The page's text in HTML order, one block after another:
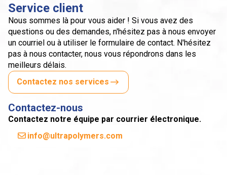
Service client
Nous sommes là pour vous aider ! Si vous avez des
questions ou des demandes, n'hésitez pas à nous envoyer
un courriel ou à utiliser le formulaire de contact. N'hésitez
pas à nous contacter, nous vous répondrons dans les
meilleurs délais.
Contactez nos services
Contactez-nous
Contactez notre équipe par courrier électronique.
info@ultrapolymers.com